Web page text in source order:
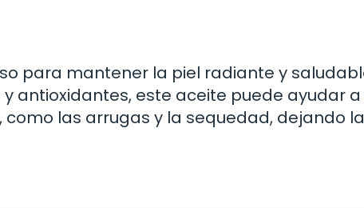
para mantener la piel radiante y
antioxidantes, este aceite puede ayudar a
las arrugas y la sequedad, dejando